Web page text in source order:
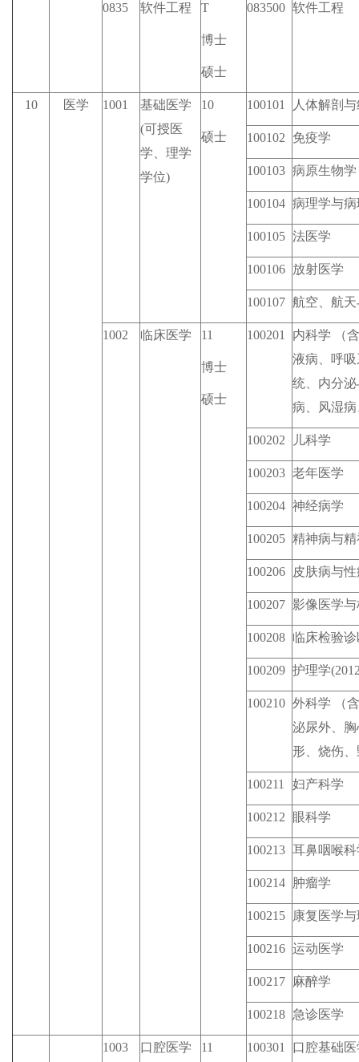
0835 软件工程 T
博士
硕士
083500 软件工程
10 医学 1001
基础医学
(可授医
学、理学
学位)
10
硕士
100101 人体解剖
100102 免疫学
100103 病原生物学
100104 病理学与
100105 法医学
100106 放射医学
100107 航空、航
1002 临床医学 11
博士
硕士
100201
内科学 （
液病、呼
统、内分
病、风湿
100202 儿科学
100203 老年医学
100204 神经病学
100205 精神病与
100206 皮肤病与
100207 影像医学
100208 临床检验
100209 护理学
100210 外科学 （
泌尿外、
形、烧伤
100211 妇产科学
100212 眼科学
100213 耳鼻咽喉科
100214 肿瘤学
100215 康复医学
100216 运动医学
100217 麻醉学
100218 急诊医学
1003 口腔医学 11 100301 口腔基础医